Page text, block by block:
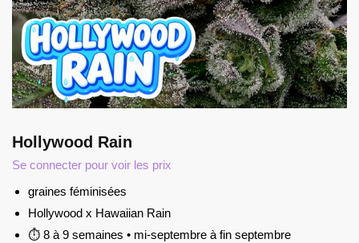
Hollywood Rain
Se connecter pour voir les prix
graines féminisées
Hollywood x Hawaiian Rain
⏱ 8 à 9 semaines • mi-septembre à fin septembre